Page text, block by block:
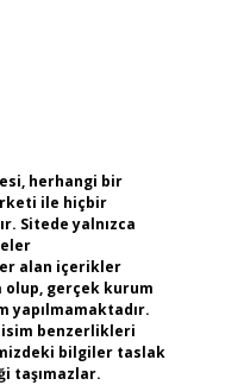
herhangi bir
ile hiçbir
Sitede yalnızca
alan içerikler
gerçek kurum
yapılmamaktadır.
benzerlikleri
bilgiler taslak
taşımazlar.